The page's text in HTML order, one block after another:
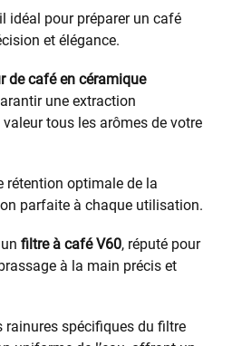
idéal pour préparer un café
et élégance.
de café en céramique
une extraction
tous les arômes de votre
rétention optimale de la
parfaite à chaque utilisation.
filtre à café V60, réputé pour
à la main précis et
rainures spécifiques du filtre